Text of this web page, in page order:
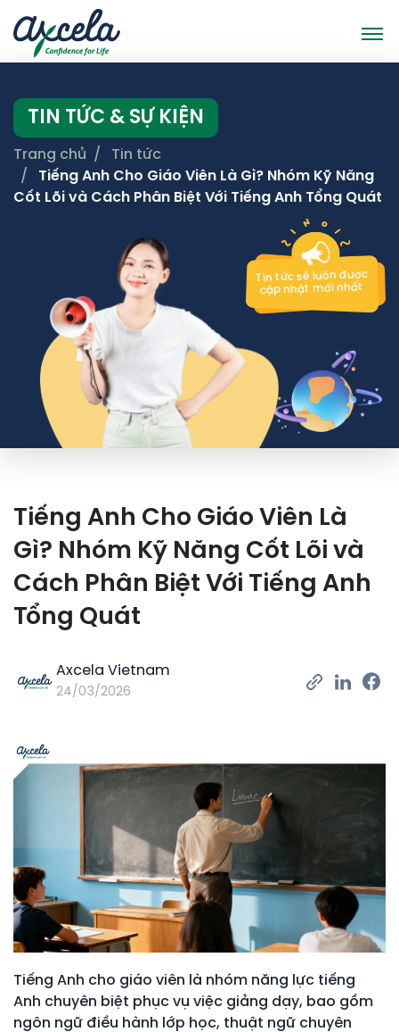
TIN TỨC & SỰ KIỆN
Trang chủ
Tin tức
Tiếng Anh Cho Giáo Viên Là Gì? Nhóm Kỹ Năng
Cốt Lõi và Cách Phân Biệt Với Tiếng Anh Tổng Quát
Tin tức sẽ luôn được
cập nhật mới nhất
Tiếng Anh Cho Giáo Viên Là
Gì? Nhóm Kỹ Năng Cốt Lõi và
Cách Phân Biệt Với Tiếng Anh
Tổng Quát
Axcela Vietnam
24/03/2026
Tiếng Anh cho giáo viên là nhóm năng lực tiếng
Anh chuyên biệt phục vụ việc giảng dạy, bao gồm
ngôn ngữ điều hành lớp học, thuật ngữ chuyên